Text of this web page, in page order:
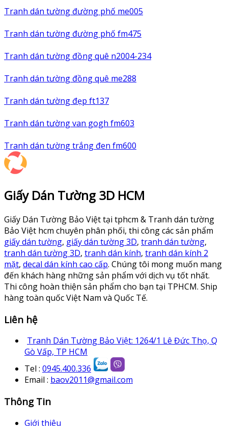
Tranh dán tường đường phố me005
Tranh dán tường đường phố fm475
Tranh dán tường đồng quê n2004-234
Tranh dán tường đồng quê me288
Tranh dán tường đẹp ft137
Tranh dán tường van gogh fm603
Tranh dán tường trắng đen fm600
Giấy Dán Tường 3D HCM
Giấy Dán Tường Bảo Việt tại tphcm & Tranh dán tường
Bảo Việt hcm chuyên phân phối, thi công các sản phẩm
giấy dán tường, giấy dán tường 3D, tranh dán tường,
tranh dán tường 3D, tranh dán kính, tranh dán kính 2
mặt, decal dán kính cao cấp. Chúng tôi mong muốn mang
đến khách hàng những sản phẩm với dịch vụ tốt nhất.
Thi công hoàn thiện sản phẩm cho bạn tại TPHCM. Ship
hàng toàn quốc Việt Nam và Quốc Tế.
Liên hệ
Tranh Dán Tường Bảo Việt: 1264/1 Lê Đức Thọ, Q
Gò Vấp, TP HCM
Tel : 0945.400.336
Email : baov2011@gmail.com
Thông Tin
Giới thiệu